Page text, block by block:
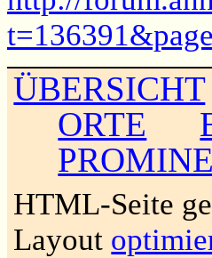
ÜBERSICHT
ORTE
HTML-Seite
Layout